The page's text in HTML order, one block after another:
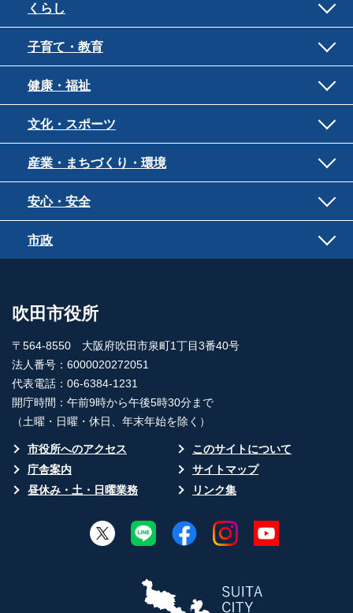
くらし
子育て・教育
健康・福祉
文化・スポーツ
産業・まちづくり・環境
安心・安全
市政
吹田市役所
〒564-8550 大阪府吹田市泉町1丁目3番40号
法人番号：6000020272051
代表電話：06-6384-1231
開庁時間：午前9時から午後5時30分まで
（土曜・日曜・休日、年末年始を除く）
市役所へのアクセス
このサイトについて
庁舎案内
サイトマップ
昼休み・土・日曜業務
リンク集